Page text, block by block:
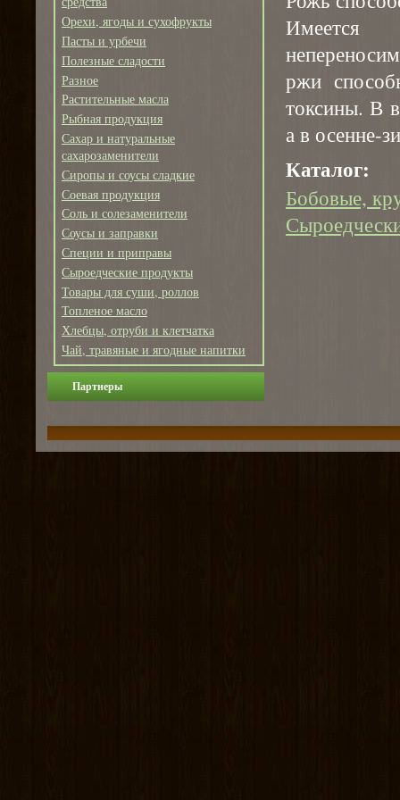
Орехи, ягоды и сухофрукты
Пасты и урбечи
Полезные сладости
Разное
Растительные масла
Рыбная продукция
Сахар и натуральные
сахарозаменители
Сиропы и соусы сладкие
Соевая продукция
Соль и солезаменители
Соусы и заправки
Специи и приправы
Сыроедческие продукты
Товары для суши, роллов
Топленое масло
Хлебцы, отруби и клетчатка
Чай, травяные и ягодные напитки
Партнеры
Имеется
ржи
токсины. В
а в осенне-
Каталог:
Бобовые,